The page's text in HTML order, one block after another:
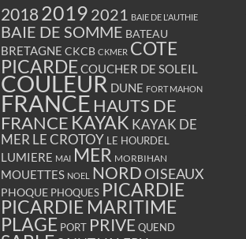
20182019 2021 BAIE DE L'AUTHIE
BAIE DE SOMME BATEAU
BRETAGNE CKCB CKMER COTE
PICARDECOUCHER DE SOLEIL
COULEUR DUNE FORT MAHON
FRANCE HAUTS DE
FRANCE KAYAK KAYAK DE
MER LE CROTOY LE HOURDEL
LUMIERE MAI MER MORBIHAN
MOUETTES NOEL NORDOISEAUX
PHOQUE PHOQUES PICARDIE
PICARDIE MARITIME
PLAGE PORT PRIVE QUEND